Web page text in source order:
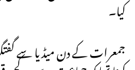
کیا۔
جمعرات کے دن میڈیا سے